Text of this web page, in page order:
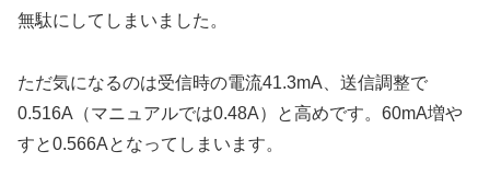
無駄にしてしまいました。
ただ気になるのは受信時の電流41.3mA、送信調整で
0.516A（マニュアルでは0.48A）と高めです。60mA増や
すと0.566Aとなってしまいます。